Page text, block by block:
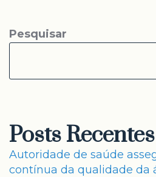
Pesquisar
Posts Recentes
Autoridade de saúde
contínua da qualidade da